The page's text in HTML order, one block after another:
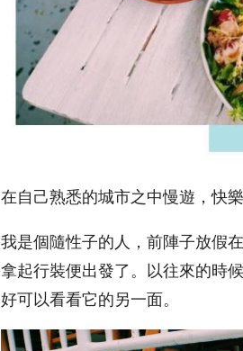
在自己熟悉的城市之中慢遊，快樂
我是個隨性子的人，前陣子放假
拿起行裝便出發了。以往來的時
好可以看看它的另一面。